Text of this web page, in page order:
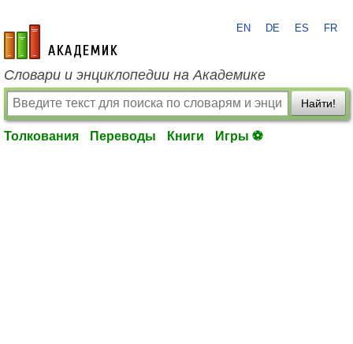
academic.ru
EN DE ES FR
Словари и энциклопедии на Академике
Найти!
Толкования Переводы Книги Игры ⚽